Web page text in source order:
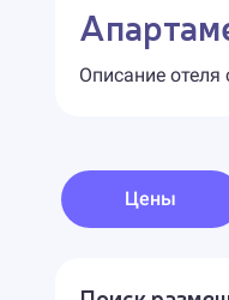
Описание отеля
Цены